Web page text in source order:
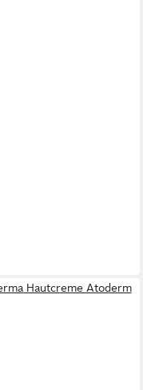
Hautcreme Atoderm